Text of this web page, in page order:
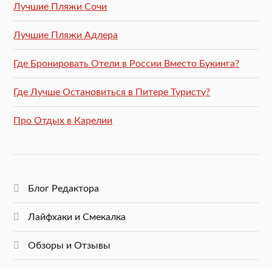
Лучшие Пляжи Сочи
Лучшие Пляжи Адлера
Где Бронировать Отели в России Вместо Букинга?
Где Лучше Остановиться в Питере Туристу?
Про Отдых в Карелии
Блог Редактора
Лайфхаки и Смекалка
Обзоры и Отзывы